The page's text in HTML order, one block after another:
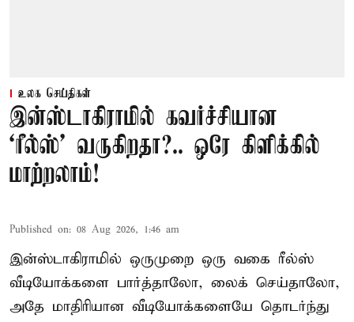
உலக செய்திகள்
இன்ஸ்டாகிராமில் கவர்ச்சியான
‘ரீல்ஸ்’ வருகிறதா?.. ஒரே கிளிக்கில்
மாற்றலாம்!
Published on: 08 Aug 2026, 1:46 am
இன்ஸ்டாகிராமில் ஒருமுறை ஒரு வகை ரீல்ஸ்
வீடியோக்களை பார்த்தாலோ, லைக் செய்தாலோ,
அதே மாதிரியான வீடியோக்களையே தொடர்ந்து